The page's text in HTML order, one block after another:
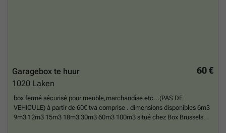
60 €
Garagebox te huur
1020 Laken
box fermé sécurisé pour meuble,marchandise etc...(PAS DE
VEHICULE) à partir de 60€ tva comprise . dimensions disponibles 6m3
9m3 12m3 15m3 18m3 30m3 60m3 100m3 situé chez Box Brussels